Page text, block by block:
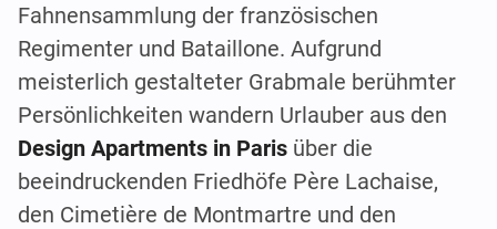
Fahnensammlung der französischen
Regimenter und Bataillone. Aufgrund
meisterlich gestalteter Grabmale berühmter
Persönlichkeiten wandern Urlauber aus den
Design Apartments in Paris über die
beeindruckenden Friedhöfe Père Lachaise,
den Cimetière de Montmartre und den